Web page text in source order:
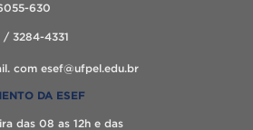
630
/ 3284-4331
com esef@ufpel.edu.br
DA ESEF
das 08 as 12h e das